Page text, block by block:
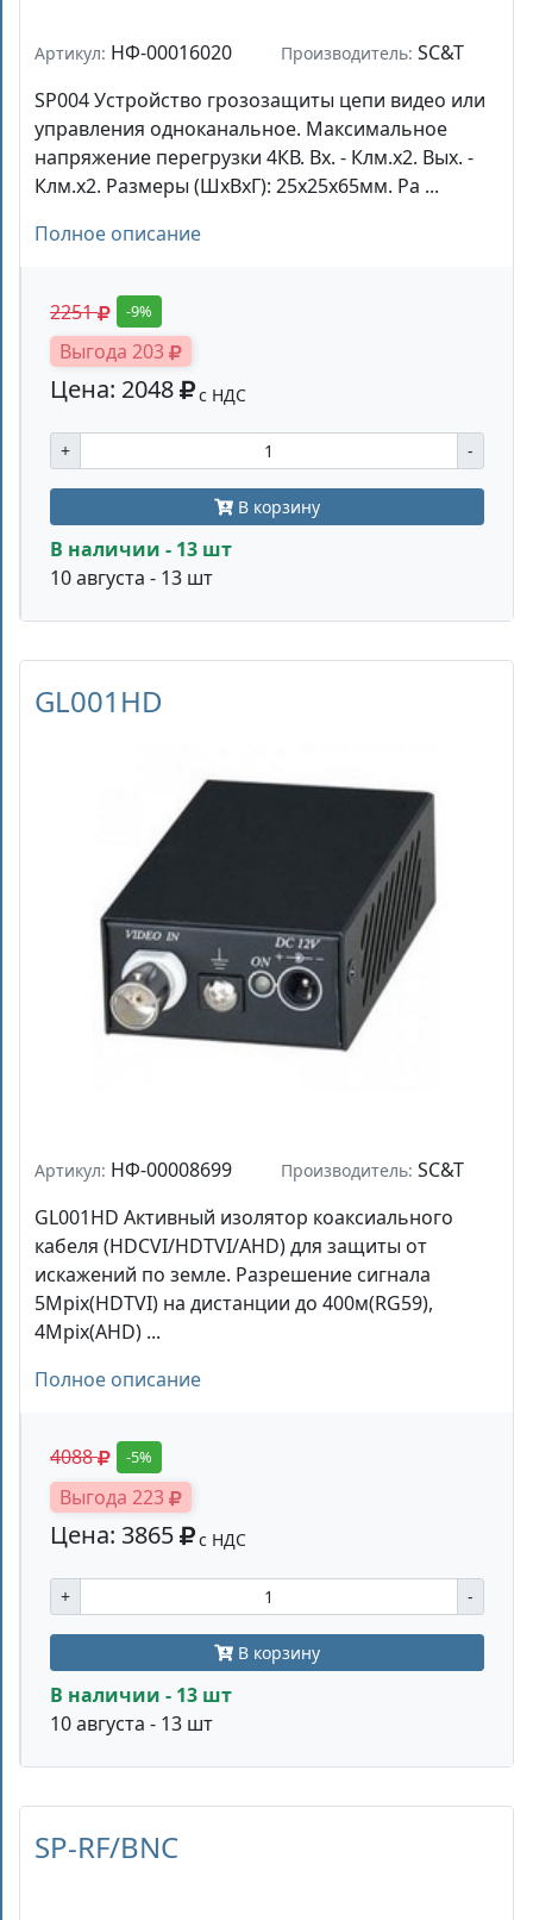
Артикул: НФ-00016020 Производитель: SC&T
SP004 Устройство грозозащиты цепи видео или
управления одноканальное. Максимальное
напряжение перегрузки 4КВ. Вх. - Клм.х2. Вых. -
Клм.х2. Размеры (ШxВxГ): 25x25x65мм. Ра ...
Полное описание
2251 -9%
Выгода 203
Цена: 2048 с НДС
+ -
В корзину
В наличии - 13 шт
10 августа - 13 шт
GL001HD
Артикул: НФ-00008699 Производитель: SC&T
GL001HD Активный изолятор коаксиального
кабеля (HDCVI/HDTVI/AHD) для защиты от
искажений по земле. Разрешение сигнала
5Mpix(HDTVI) на дистанции до 400м(RG59),
4Mpix(AHD) ...
Полное описание
4088 -5%
Выгода 223
Цена: 3865 с НДС
+ -
В корзину
В наличии - 13 шт
10 августа - 13 шт
SP-RF/BNC